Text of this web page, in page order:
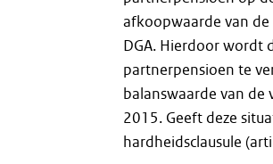
afkoopwaarde van
DGA. Hierdoor wordt
partnerpensioen te
balanswaarde van
2015. Geeft deze
hardheidsclausule